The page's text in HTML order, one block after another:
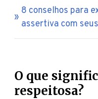
8 conselhos para
assertiva com
O que
respeitosa?